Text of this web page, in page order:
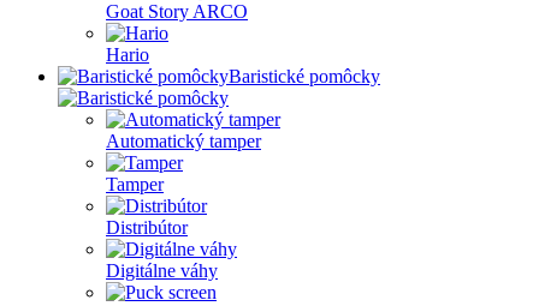
Goat Story ARCO
Hario
Baristické pomôcky
Automatický tamper
Tamper
Distribútor
Digitálne váhy